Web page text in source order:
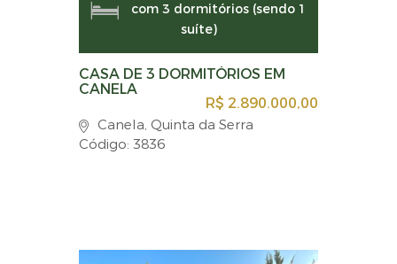
com 3 dormitórios (sendo 1
suíte)
CASA DE 3 DORMITÓRIOS EM
CANELA
R$ 2.890.000,00
Canela, Quinta da Serra
Código: 3836